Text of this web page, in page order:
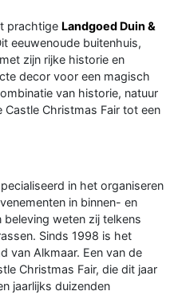
prachtige Landgoed Duin &
eeuwenoude buitenhuis,
zijn rijke historie en
decor voor een magisch
van historie, natuur
Christmas Fair tot een
in het organiseren
in binnen- en
weten zij telkens
Sinds 1998 is het
van Alkmaar. Een van de
Christmas Fair, die dit jaar
jaarlijks duizenden